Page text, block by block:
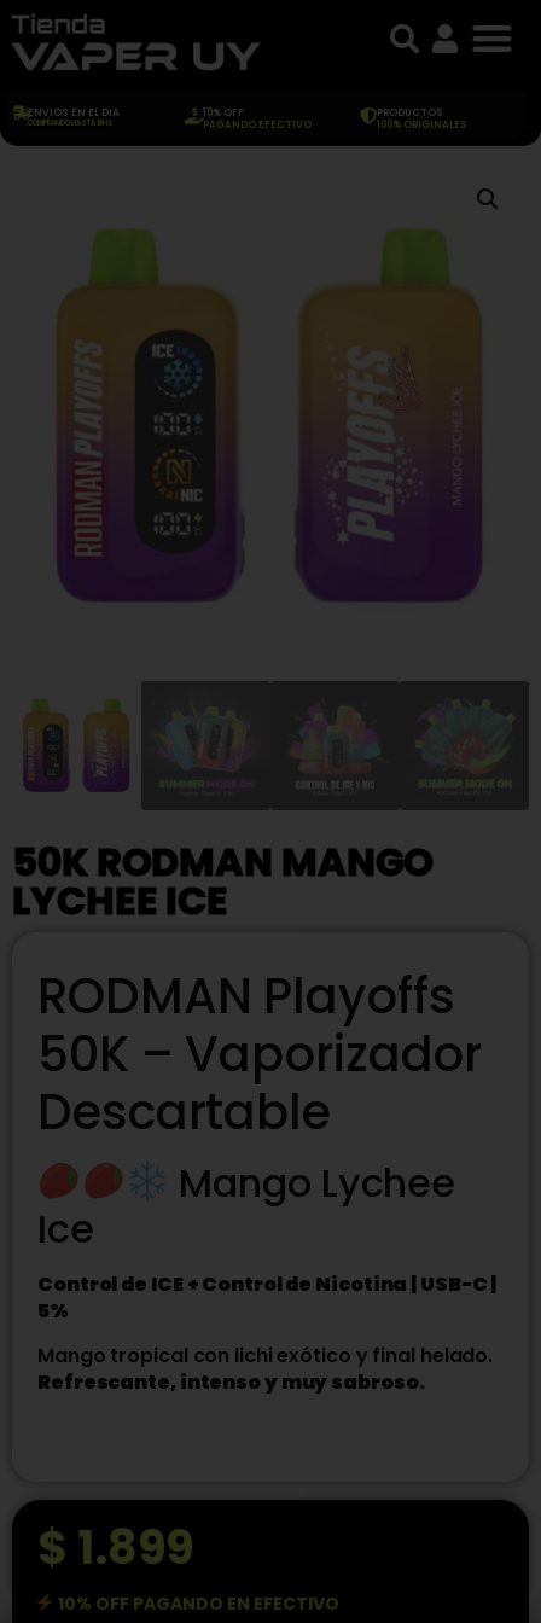
ENVIOS EN EL DIA
COMPRANDO HASTA 18HS
10% OFF
PAGANDO EFECTIVO
PRODUCTOS
100% ORIGINALES
50K RODMAN MANGO
LYCHEE ICE
RODMAN Playoffs
50K – Vaporizador
Descartable
Mango Lychee
Ice
Control de ICE + Control de Nicotina | USB-C |
5%
Mango tropical con lichi exótico y final helado.
Refrescante, intenso y muy sabroso.
$ 1.899
10% OFF PAGANDO EN EFECTIVO